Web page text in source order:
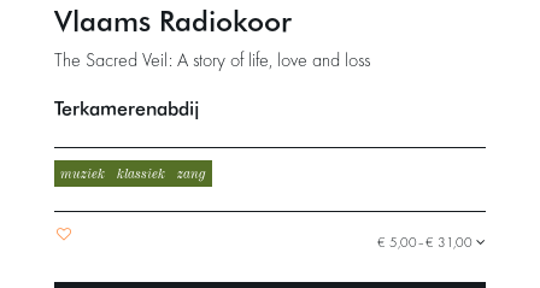
Vlaams Radiokoor
The Sacred Veil: A story of life, love and loss
Terkamerenabdij
muziek klassiek zang
€ 5,00–€ 31,00